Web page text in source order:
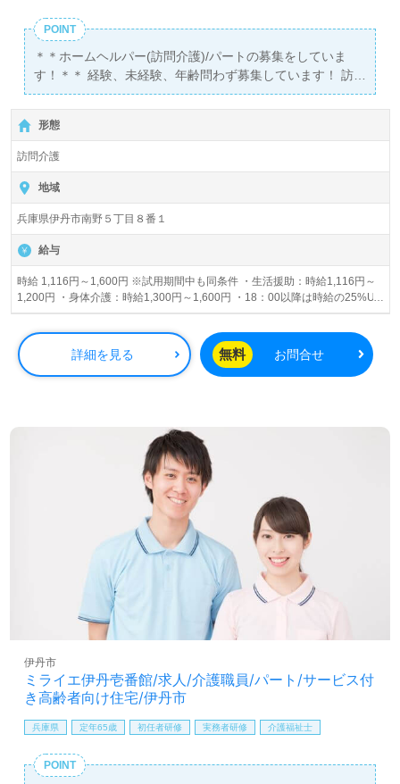
POINT
＊＊ホームヘルパー(訪問介護)/パートの募集をしていま
す！＊＊ 経験、未経験、年齢問わず募集しています！ 訪
問エリアは伊丹、尼崎です！
形態
訪問介護
地域
兵庫県伊丹市南野５丁目８番１
給与
時給 1,116円～1,600円 ※試用期間中も同条件 ・生活援助：時給1,116円～
1,200円 ・身体介護：時給1,300円～1,600円 ・18：00以降は時給の25%UP
・皆勤手当：1,000円
詳細を見る 無料 お問合せ
ミライエ伊丹壱番館/求人/介護職員/パート/サービス付
き高齢者向け住宅/伊丹市
伊丹市
兵庫県 定年65歳 初任者研修 実務者研修 介護福祉士
POINT